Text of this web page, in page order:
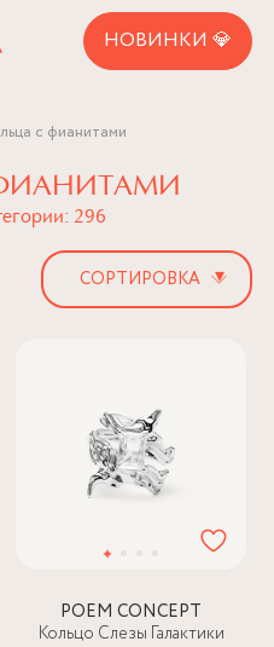
НОВИНКИ 💎
с фианитами
296
▾
POEM CONCEPT
Кольцо Слезы Галактики